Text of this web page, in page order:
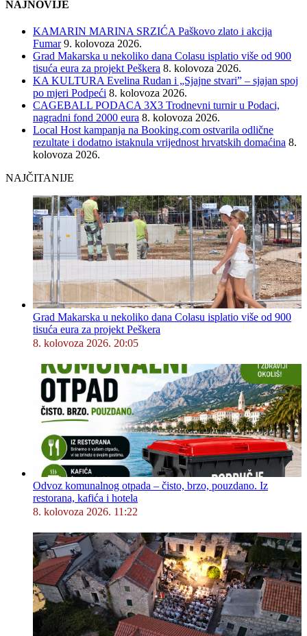
NAJNOVIJE
KAMARIN MARINA SRZIĆA Paškovo zlato i akcija
Fumar 9. kolovoza 2026.
Grad Makarska u nekoliko dana Colasu isplatio više od 900
tisuća eura za projekt Peškera 8. kolovoza 2026.
KA KULTURA Evelina Rudan i „Sjajne stvari” – sjajan spoj
po mjeri Podpeći 8. kolovoza 2026.
CAGEBALL PODACA 3X3 Trodnevni turnir u Podaci,
nagradni fond 2000 eura 8. kolovoza 2026.
Local Host kampanja na Booking.com ostvarila odlične
rezultate i dodatno istaknula vrijednost hrvatskih domaćina 8.
kolovoza 2026.
NAJČITANIJE
Grad Makarska u nekoliko dana Colasu isplatio više od 900
tisuća eura za projekt Peškera
8. kolovoza 2026. 20:05
Odvoz komunalnog otpada – čisto, brzo, pouzdano. Iz
restorana, kafića i hotela
8. kolovoza 2026. 11:22